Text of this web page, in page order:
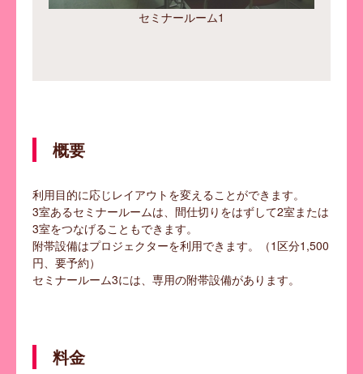
セミナールーム1
e
概要
利用目的に応じレイアウトを変えることができます。
3室あるセミナールームは、間仕切りをはずして2室または
3室をつなげることもできます。
附帯設備はプロジェクターを利用できます。（1区分1,500
円、要予約）
セミナールーム3には、専用の附帯設備があります。
料金